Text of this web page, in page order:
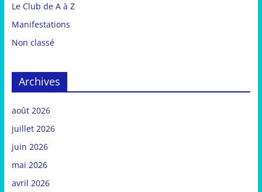
Le Club de A à Z
Manifestations
Non classé
Archives
août 2026
juillet 2026
juin 2026
mai 2026
avril 2026